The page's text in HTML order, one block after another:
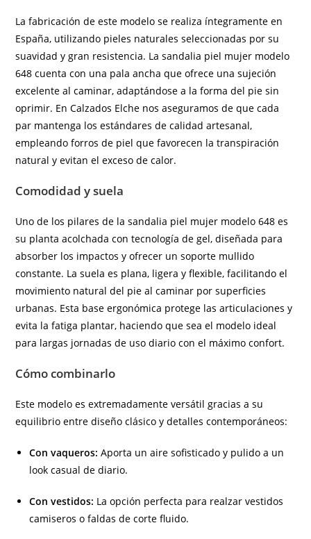
La fabricación de este modelo se realiza íntegramente en
España, utilizando pieles naturales seleccionadas por su
suavidad y gran resistencia. La sandalia piel mujer modelo
648 cuenta con una pala ancha que ofrece una sujeción
excelente al caminar, adaptándose a la forma del pie sin
oprimir. En Calzados Elche nos aseguramos de que cada
par mantenga los estándares de calidad artesanal,
empleando forros de piel que favorecen la transpiración
natural y evitan el exceso de calor.
Comodidad y suela
Uno de los pilares de la sandalia piel mujer modelo 648 es
su planta acolchada con tecnología de gel, diseñada para
absorber los impactos y ofrecer un soporte mullido
constante. La suela es plana, ligera y flexible, facilitando el
movimiento natural del pie al caminar por superficies
urbanas. Esta base ergonómica protege las articulaciones y
evita la fatiga plantar, haciendo que sea el modelo ideal
para largas jornadas de uso diario con el máximo confort.
Cómo combinarlo
Este modelo es extremadamente versátil gracias a su
equilibrio entre diseño clásico y detalles contemporáneos:
Con vaqueros: Aporta un aire sofisticado y pulido a un
look casual de diario.
Con vestidos: La opción perfecta para realzar vestidos
camiseros o faldas de corte fluido.